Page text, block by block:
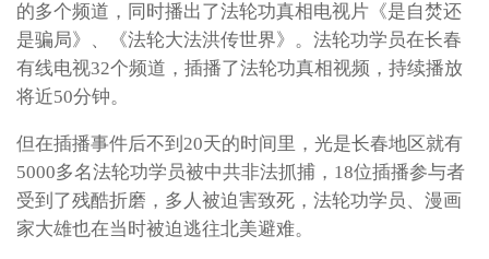
的多个频道，同时播出了法轮功真相电视片《是自焚还
是骗局》、《法轮大法洪传世界》。法轮功学员在长春
有线电视32个频道，插播了法轮功真相视频，持续播放
将近50分钟。
但在插播事件后不到20天的时间里，光是长春地区就有
5000多名法轮功学员被中共非法抓捕，18位插播参与者
受到了残酷折磨，多人被迫害致死，法轮功学员、漫画
家大雄也在当时被迫逃往北美避难。